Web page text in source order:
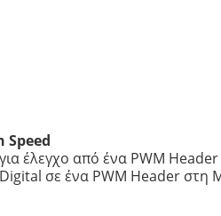
Speed
έλεγχο από ένα PWM
σε ένα PWM Header